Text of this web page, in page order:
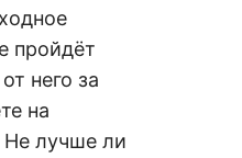
пройдёт
него за
на
Не лучше ли